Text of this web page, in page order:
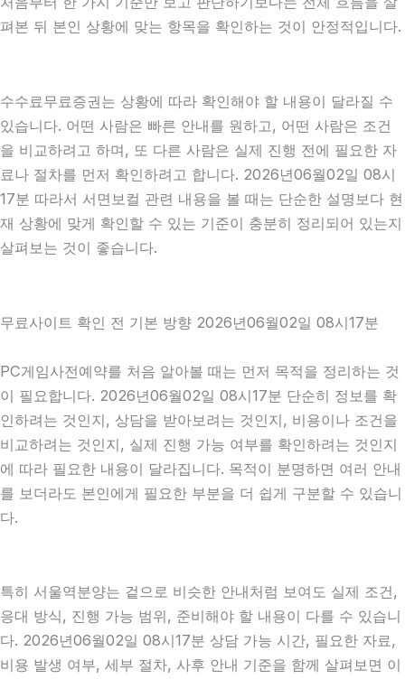
펴본 뒤 본인 상황에 맞는 항목을 확인하는 것이 안정적입니다.
수수료무료증권는 상황에 따라 확인해야 할 내용이 달라질 수
있습니다. 어떤 사람은 빠른 안내를 원하고, 어떤 사람은 조건
을 비교하려고 하며, 또 다른 사람은 실제 진행 전에 필요한 자
료나 절차를 먼저 확인하려고 합니다. 2026년06월02일 08시
17분 따라서 서면보컬 관련 내용을 볼 때는 단순한 설명보다 현
재 상황에 맞게 확인할 수 있는 기준이 충분히 정리되어 있는지
살펴보는 것이 좋습니다.
무료사이트 확인 전 기본 방향 2026년06월02일 08시17분
PC게임사전예약를 처음 알아볼 때는 먼저 목적을 정리하는 것
이 필요합니다. 2026년06월02일 08시17분 단순히 정보를 확
인하려는 것인지, 상담을 받아보려는 것인지, 비용이나 조건을
비교하려는 것인지, 실제 진행 가능 여부를 확인하려는 것인지
에 따라 필요한 내용이 달라집니다. 목적이 분명하면 여러 안내
를 보더라도 본인에게 필요한 부분을 더 쉽게 구분할 수 있습니
다.
특히 서울역분양는 겉으로 비슷한 안내처럼 보여도 실제 조건,
응대 방식, 진행 가능 범위, 준비해야 할 내용이 다를 수 있습니
다. 2026년06월02일 08시17분 상담 가능 시간, 필요한 자료,
비용 발생 여부, 세부 절차, 사후 안내 기준을 함께 살펴보면 이